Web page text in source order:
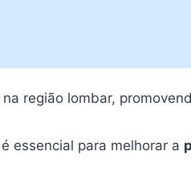
região lombar,
essencial para melhorar a